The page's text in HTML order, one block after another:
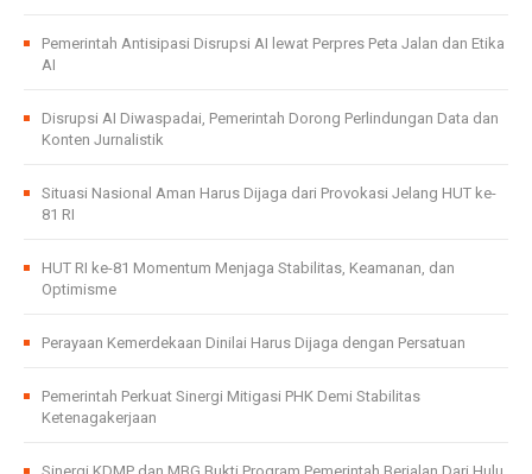
Pemerintah Antisipasi Disrupsi AI lewat Perpres Peta Jalan dan Etika
AI
Disrupsi AI Diwaspadai, Pemerintah Dorong Perlindungan Data dan
Konten Jurnalistik
Situasi Nasional Aman Harus Dijaga dari Provokasi Jelang HUT ke-
81 RI
HUT RI ke-81 Momentum Menjaga Stabilitas, Keamanan, dan
Optimisme
Perayaan Kemerdekaan Dinilai Harus Dijaga dengan Persatuan
Pemerintah Perkuat Sinergi Mitigasi PHK Demi Stabilitas
Ketenagakerjaan